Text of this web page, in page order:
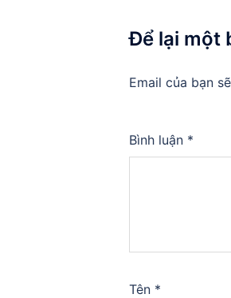
Để lại một
Email của bạn
Bình luận *
Tên *